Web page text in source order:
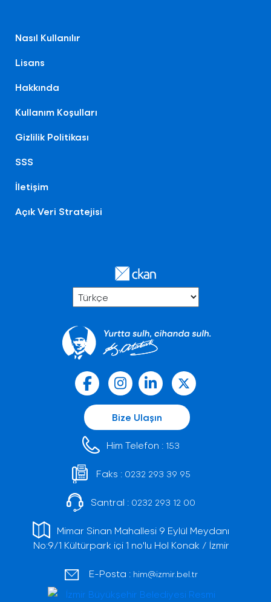
Nasıl Kullanılır
Lisans
Hakkında
Kullanım Koşulları
Gizlilik Politikası
SSS
İletişim
Açık Veri Stratejisi
Bize Ulaşın
Him Telefon : 153
Faks : 0232 293 39 95
Santral : 0232 293 12 00
Mimar Sinan Mahallesi 9 Eylül Meydanı
No:9/1 Kültürpark içi 1 no'lu Hol Konak / İzmir
E-Posta : him@izmir.bel.tr